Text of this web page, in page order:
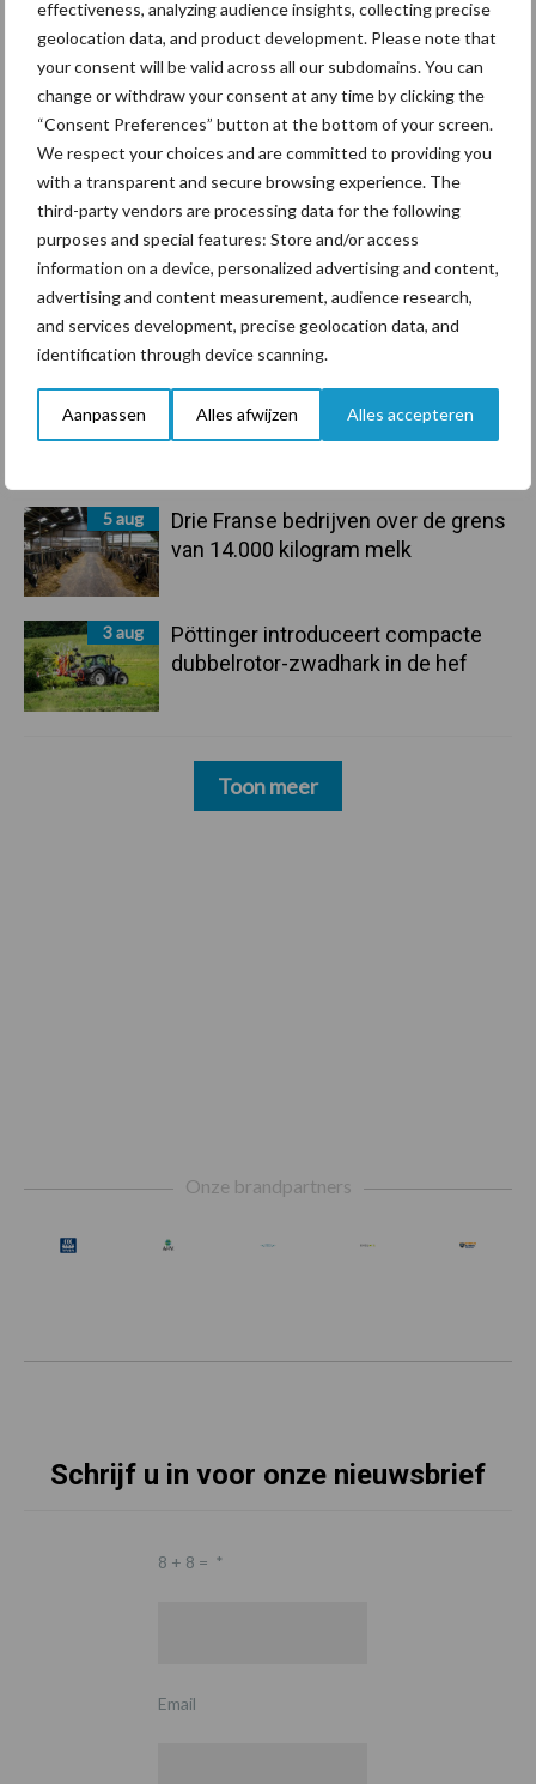
effectiveness, analyzing audience insights, collecting precise
geolocation data, and product development. Please note that
your consent will be valid across all our subdomains. You can
change or withdraw your consent at any time by clicking the
“Consent Preferences” button at the bottom of your screen.
We respect your choices and are committed to providing you
with a transparent and secure browsing experience. The
third-party vendors are processing data for the following
purposes and special features: Store and/or access
information on a device, personalized advertising and content,
advertising and content measurement, audience research,
and services development, precise geolocation data, and
identification through device scanning.
Aanpassen Alles afwijzen Alles accepteren
Primaire
Sidebar
Recent nieuws Partner nieuws
6 aug
ForFarmers ziet volume en
marktaandeel groeien in krimpende
Nederlandse markt
Tien praktische tips voor een
langere levensduur
5 aug
“Vraag naar praktische
hygieneoplossingen is in Polen
5 aug
Drie Franse bedrijven over de grens
van 14.000 kilogram melk
3 aug
Pöttinger introduceert compacte
dubbelrotor-zwadhark in de hef
Toon meer
Onze brandpartners
Schrijf u in voor onze nieuwsbrief
8 + 8 = *
Email